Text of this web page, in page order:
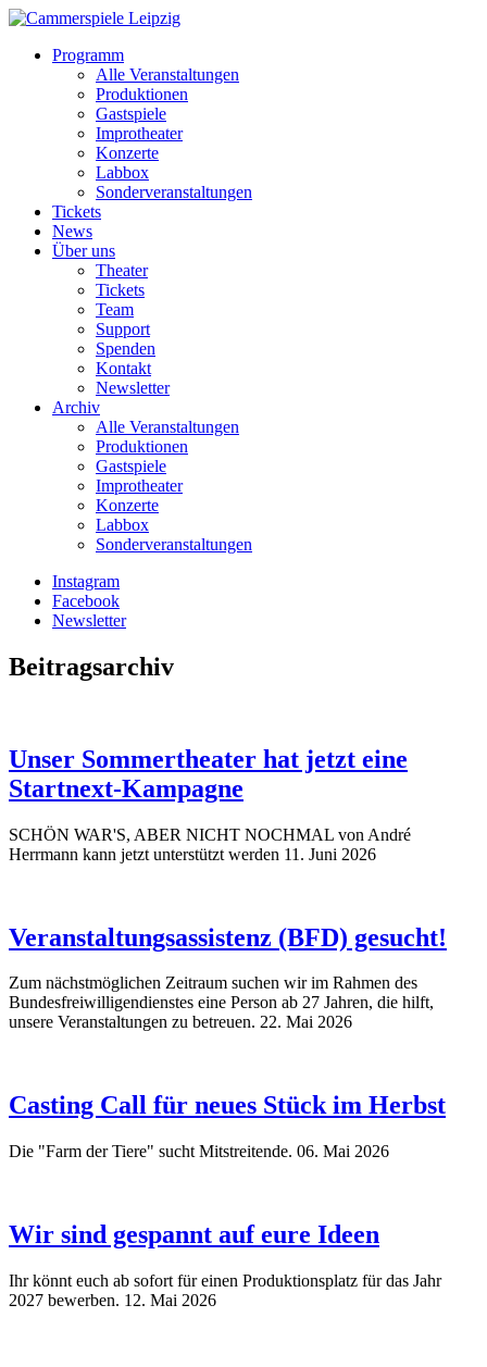
Programm
Alle Veranstaltungen
Produktionen
Gastspiele
Improtheater
Konzerte
Labbox
Sonderveranstaltungen
Tickets
News
Über uns
Theater
Tickets
Team
Support
Spenden
Kontakt
Newsletter
Archiv
Alle Veranstaltungen
Produktionen
Gastspiele
Improtheater
Konzerte
Labbox
Sonderveranstaltungen
Instagram
Facebook
Newsletter
Beitragsarchiv
Unser Sommertheater hat jetzt eine
Startnext-Kampagne
SCHÖN WAR'S, ABER NICHT NOCHMAL von André
Herrmann kann jetzt unterstützt werden 11. Juni 2026
Veranstaltungsassistenz (BFD) gesucht!
Zum nächstmöglichen Zeitraum suchen wir im Rahmen des
Bundesfreiwilligendienstes eine Person ab 27 Jahren, die hilft,
unsere Veranstaltungen zu betreuen. 22. Mai 2026
Casting Call für neues Stück im Herbst
Die "Farm der Tiere" sucht Mitstreitende. 06. Mai 2026
Wir sind gespannt auf eure Ideen
Ihr könnt euch ab sofort für einen Produktionsplatz für das Jahr
2027 bewerben. 12. Mai 2026